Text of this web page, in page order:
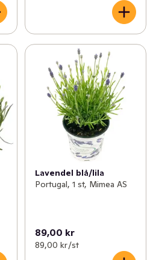
Lavendel blå/lila
Portugal, 1 st, Mimea AS
89,00 kr
89,00 kr /st